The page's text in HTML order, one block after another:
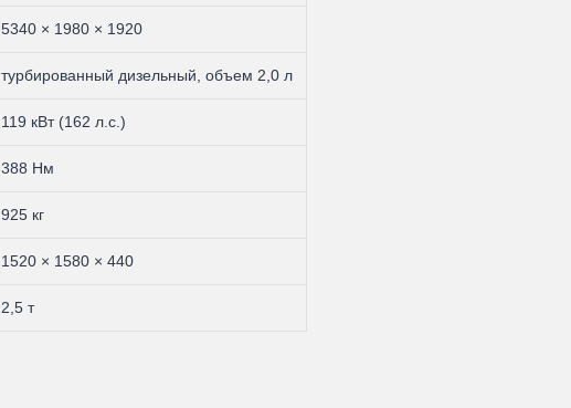
5340 × 1980 × 1920
турбированный дизельный, объем 2,0 л
119 кВт (162 л.с.)
388 Нм
925 кг
1520 × 1580 × 440
2,5 т